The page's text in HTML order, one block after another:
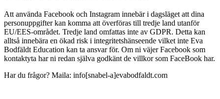
Att använda Facebook och Instagram innebär i dagsläget att dina
personuppgifter kan komma att överföras till tredje land utanför
EU/EES-området. Tredje land omfattas inte av GDPR. Detta kan
alltså innebära en ökad risk i integritetshänseende vilket inte Eva
Bodfäldt Education kan ta ansvar för. Om ni väjer Facebook som
kontaktyta har ni redan själva godkänt de villkor som FaceBook har.
Har du frågor? Maila: info[snabel-a]evabodfaldt.com